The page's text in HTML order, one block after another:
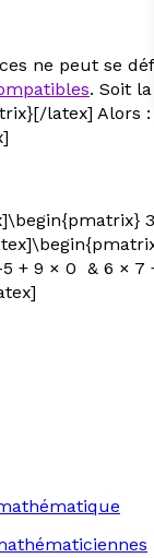
ne peut se
. Soit
latex] Alors
+ 9 × 0 & 6 ×